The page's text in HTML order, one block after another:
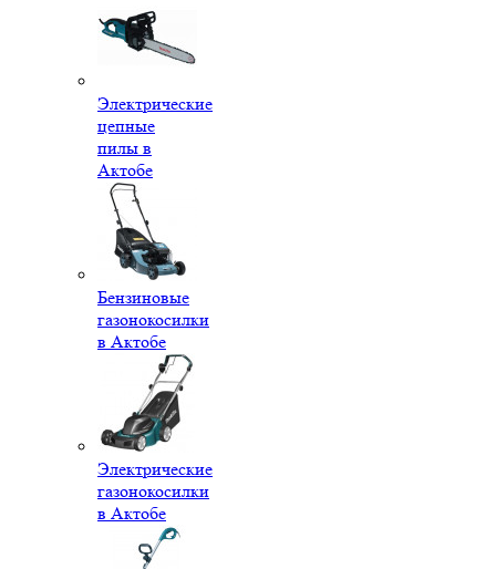
Электрические
цепные
пилы в
Актобе
Бензиновые
газонокосилки
в Актобе
Электрические
газонокосилки
в Актобе